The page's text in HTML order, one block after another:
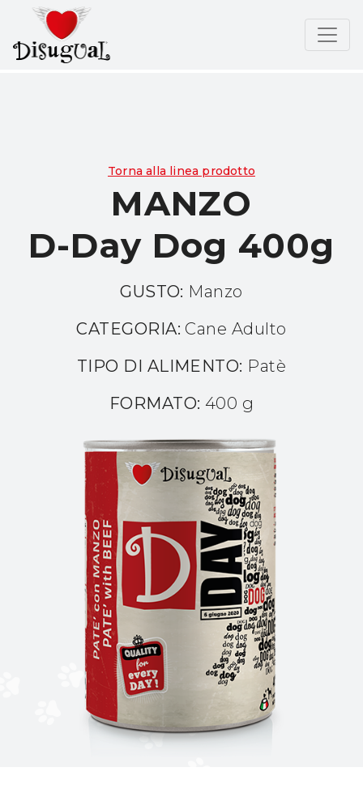
Torna alla linea prodotto
MANZO
D-Day Dog 400g
GUSTO: Manzo
CATEGORIA: Cane Adulto
TIPO DI ALIMENTO: Patè
FORMATO: 400 g